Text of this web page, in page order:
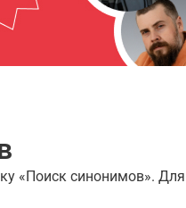
«Поиск синонимов». Для